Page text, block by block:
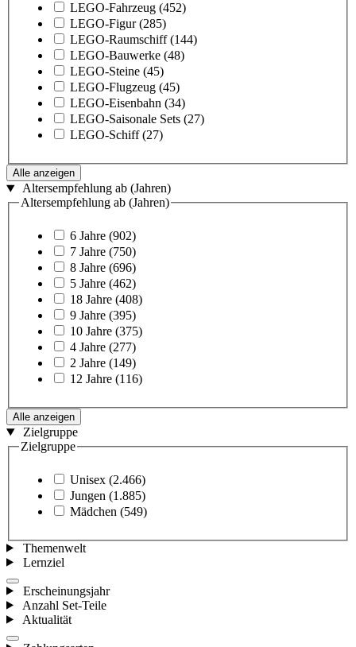
LEGO-Fahrzeug (452)
LEGO-Figur (285)
LEGO-Raumschiff (144)
LEGO-Bauwerke (48)
LEGO-Steine (45)
LEGO-Flugzeug (45)
LEGO-Eisenbahn (34)
LEGO-Saisonale Sets (27)
LEGO-Schiff (27)
Alle anzeigen
Altersempfehlung ab (Jahren)
Altersempfehlung ab (Jahren)
6 Jahre (902)
7 Jahre (750)
8 Jahre (696)
5 Jahre (462)
18 Jahre (408)
9 Jahre (395)
10 Jahre (375)
4 Jahre (277)
2 Jahre (149)
12 Jahre (116)
Alle anzeigen
Zielgruppe
Zielgruppe
Unisex (2.466)
Jungen (1.885)
Mädchen (549)
Themenwelt
Lernziel
Erscheinungsjahr
Anzahl Set-Teile
Aktualität